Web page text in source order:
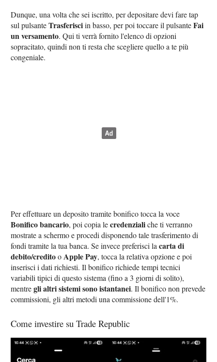
Dunque, una volta che sei iscritto, per depositare devi fare tap
sul pulsanteTrasferisciin basso, per poi toccare il pulsanteFai
un versamento. Qui ti verrà fornito l'elenco di opzioni
sopracitato, quindi non ti resta che scegliere quello a te più
congeniale.
Per effettuare un deposito tramite bonifico tocca la voce
Bonifico bancario, poi copia lecredenzialiche ti verranno
mostrate a schermo e procedi disponendo tale trasferimento di
fondi tramite la tua banca. Se invece preferisci lacarta di
debito/creditoo Apple Pay, tocca la relativa opzione e poi
inserisci i dati richiesti. Il bonifico richiede tempi tecnici
variabili tipici di questo sistema (fino a 3 giorni di solito),
mentregli altri sistemi sono istantanei. Il bonifico non prevede
commissioni, gli altri metodi una commissione dell'1%.
Come investire su Trade Republic